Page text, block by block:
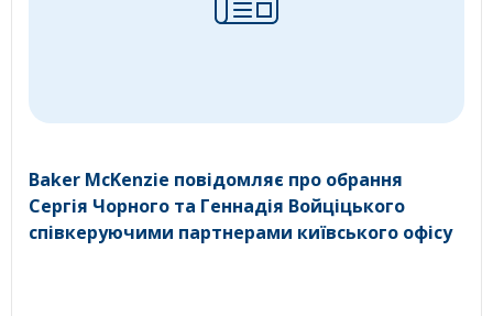
Baker McKenzie повідомляє про обрання
Сергія Чорного та Геннадія Войціцького
співкеруючими партнерами київського офісу